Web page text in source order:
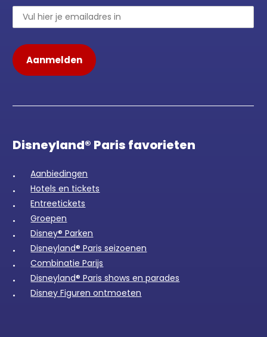
Disneyland® Paris favorieten
Aanbiedingen
Hotels en tickets
Entreetickets
Groepen
Disney® Parken
Disneyland® Paris seizoenen
Combinatie Parijs
Disneyland® Paris shows en parades
Disney Figuren ontmoeten